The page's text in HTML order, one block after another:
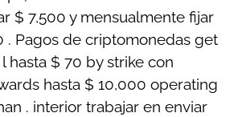
$ 7,500 y mensualmente fijar
. Pagos de criptomonedas get
hasta $ 70 by strike con
hasta $ 10,000 operating
. interior trabajar en enviar